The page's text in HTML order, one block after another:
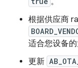
根据供应商
适合您设备的
更新